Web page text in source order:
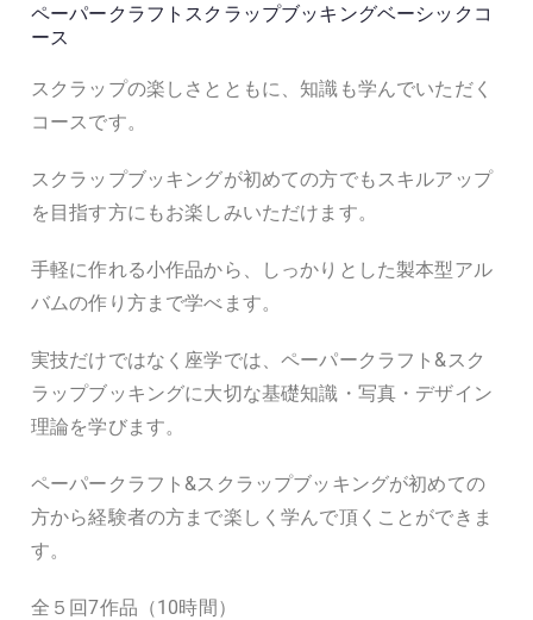
ペーパークラフトスクラップブッキングベーシックコ
ース
スクラップの楽しさとともに、知識も学んでいただく
コースです。
スクラップブッキングが初めての方でもスキルアップ
を目指す方にもお楽しみいただけます。
手軽に作れる小作品から、しっかりとした製本型アル
バムの作り方まで学べます。
実技だけではなく座学では、ペーパークラフト &スク
ラップブッキングに大切な基礎知識・写真・デザイン
理論を学びます。
ペーパークラフト &スクラップブッキングが初めての
方から経験者の方まで楽しく学んで頂くことができま
す。
全５回7作品（10時間）